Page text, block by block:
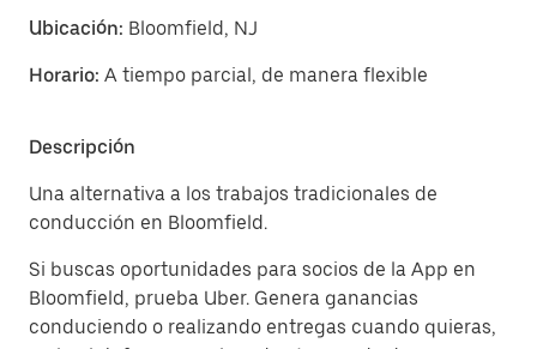
Ubicación: Bloomfield, NJ
Horario: A tiempo parcial, de manera flexible
Descripción
Una alternativa a los trabajos tradicionales de
conducción en Bloomfield.
Si buscas oportunidades para socios de la App en
Bloomfield, prueba Uber. Genera ganancias
conduciendo o realizando entregas cuando quieras,